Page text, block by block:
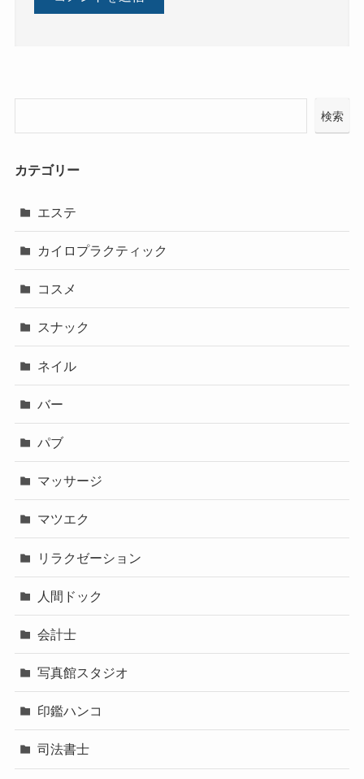
検索
カテゴリー
エステ
カイロプラクティック
コスメ
スナック
ネイル
バー
パブ
マッサージ
マツエク
リラクゼーション
人間ドック
会計士
写真館スタジオ
印鑑ハンコ
司法書士